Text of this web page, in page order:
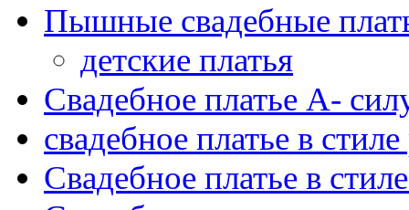
Пышные свадебные
детские платья
Свадебное платье А-
свадебное платье в
Свадебное платье в